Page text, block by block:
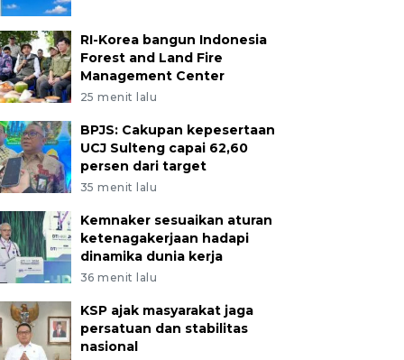
RI-Korea bangun Indonesia
Forest and Land Fire
Management Center
25 menit lalu
BPJS: Cakupan kepesertaan
UCJ Sulteng capai 62,60
persen dari target
35 menit lalu
Kemnaker sesuaikan aturan
ketenagakerjaan hadapi
dinamika dunia kerja
36 menit lalu
KSP ajak masyarakat jaga
persatuan dan stabilitas
nasional